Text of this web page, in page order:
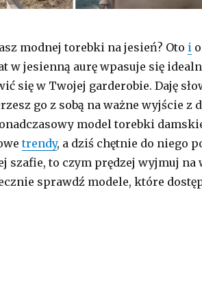
modnej torebki na jesień? Oto i
w jesienną aurę wpasuje się
się w Twojej garderobie. Daję
go z sobą na ważne wyjście z
model torebki
trendy, a dziś chętnie do niego
szafie, to czym prędzej wyjmuj na
sprawdź modele, które